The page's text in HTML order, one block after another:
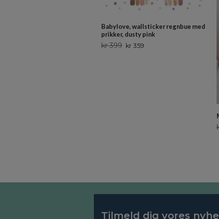
Babylove, wallsticker regnbue med
prikker, dusty pink
kr 399 kr 359
Tilmeld dig vores